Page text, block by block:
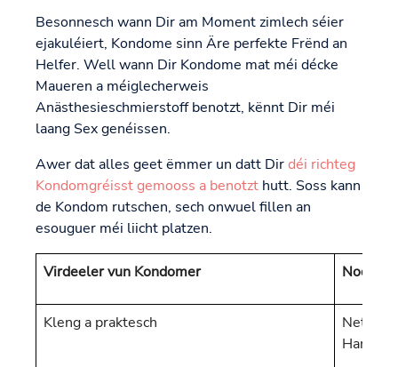
Besonnesch wann Dir am Moment zimlech séier
ejakuléiert, Kondome sinn Äre perfekte Frënd an
Helfer. Well wann Dir Kondome mat méi décke
Maueren a méiglecherweis
Anästhesieschmierstoff benotzt, kënnt Dir méi
laang Sex genéissen.
Awer dat alles geet ëmmer un datt Dirdéi richteg
Kondomgréisst gemooss a benotzt hutt. Soss kann
de Kondom rutschen, sech onwuel fillen an
esouguer méi liicht platzen.
Virdeeler vun Kondomer
Kleng a praktesch
Net
Hand